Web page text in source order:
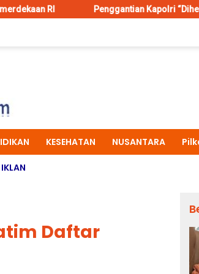
Penggantian Kapolri “Dihembus Oleh Pihak
KESEHATAN NUSANTARA
Daftar